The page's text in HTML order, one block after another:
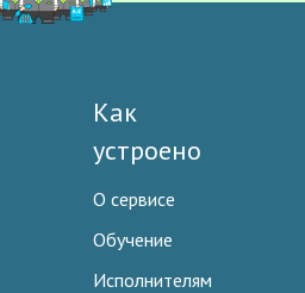
Как
устроено
О сервисе
Обучение
Исполнителям